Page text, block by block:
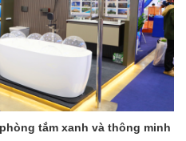
tắm xanh và thông minh